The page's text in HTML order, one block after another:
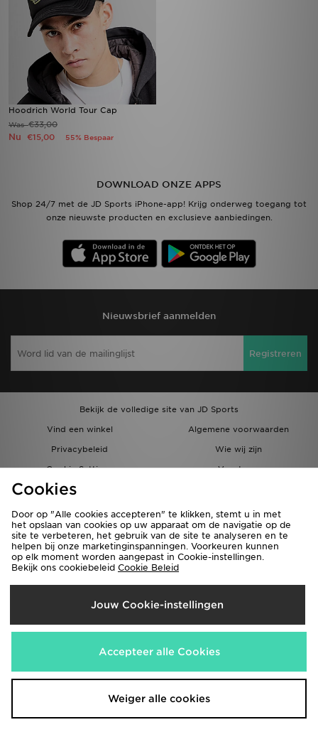
Hoodrich World Tour Cap
Was€33,00
Nu €15,00 55% Bespaar
DOWNLOAD ONZE APPS
Shop 24/7 met de JD Sports iPhone-app! Krijg onderweg toegang tot
onze nieuwste producten en exclusieve aanbiedingen.
Nieuwsbrief aanmelden
Registreren
Bekijk de volledige site van JD Sports
Vind een winkel
Algemene voorwaarden
Privacybeleid
Wie wij zijn
Cookie Settings
Vacatures
Bestellingen en Levering
Verzenden Naar
België
Wij accepteren de volgende betaalmethoden
Bezoek onze bedrijfswebsite www.jdplc.com
Cookies
Door op "Alle cookies accepteren" te klikken, stemt u in met
het opslaan van cookies op uw apparaat om de navigatie op de
site te verbeteren, het gebruik van de site te analyseren en te
helpen bij onze marketinginspanningen. Voorkeuren kunnen
op elk moment worden aangepast in Cookie-instellingen.
Bekijk ons cookiebeleid Cookie Beleid
Jouw Cookie-instellingen
Accepteer alle Cookies
Weiger alle cookies